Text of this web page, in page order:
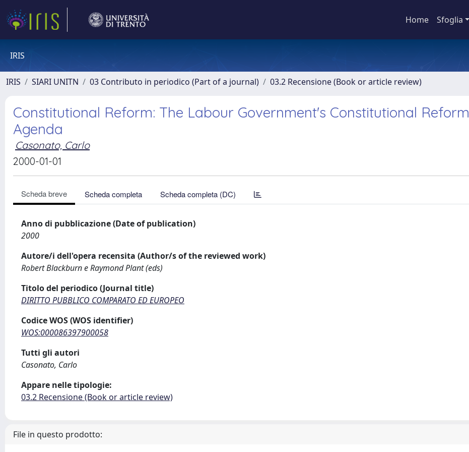
Home Sfoglia
IRIS
IRIS SIARI UNITN 03 Contributo in periodico (Part of a journal) 03.2 Recensione (Book or article review)
Constitutional Reform: The Labour Government's Constitutional Reform
Agenda
Casonato, Carlo
2000-01-01
Scheda breve Scheda completa Scheda completa (DC)
Anno di pubblicazione (Date of publication)
2000
Autore/i dell'opera recensita (Author/s of the reviewed work)
Robert Blackburn e Raymond Plant (eds)
Titolo del periodico (Journal title)
DIRITTO PUBBLICO COMPARATO ED EUROPEO
Codice WOS (WOS identifier)
WOS:000086397900058
Tutti gli autori
Casonato, Carlo
Appare nelle tipologie:
03.2 Recensione (Book or article review)
File in questo prodotto: